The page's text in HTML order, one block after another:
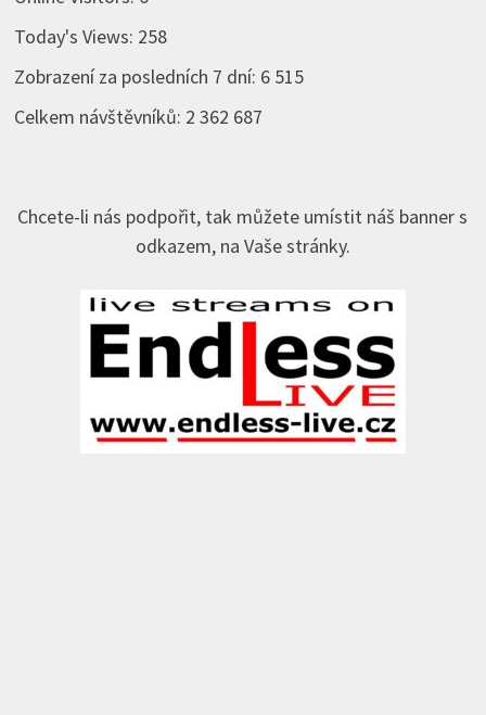
Today's Views: 258
Zobrazení za posledních 7 dní: 6 515
Celkem návštěvníků: 2 362 687
Chcete-li nás podpořit, tak můžete umístit náš banner s
odkazem, na Vaše stránky.